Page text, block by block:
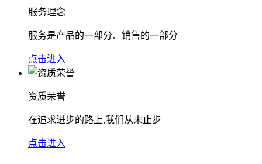
服务理念
服务是产品的一部分、销售的一部分
点击进入
资质荣誉
在追求进步的路上,我们从未止步
点击进入